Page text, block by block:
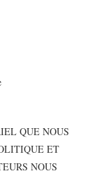
QUE NOUS
ET
NOUS